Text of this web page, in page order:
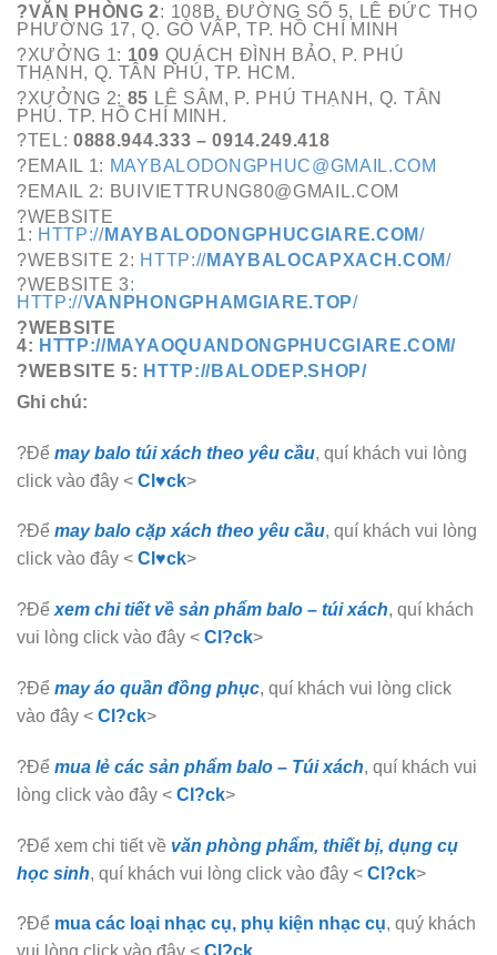
?VĂN PHÒNG 2: 108B, ĐƯỜNG SỐ 5, LÊ ĐỨC THỌ
PHƯỜNG 17, Q. GÒ VẤP, TP. HỒ CHÍ MINH
?XƯỞNG 1: 109 QUÁCH ĐÌNH BẢO, P. PHÚ
THẠNH, Q. TÂN PHÚ, TP. HCM.
?XƯỞNG 2: 85 LÊ SÂM, P. PHÚ THẠNH, Q. TÂN
PHÚ. TP. HỒ CHÍ MINH.
?TEL:0888.944.333 – 0914.249.418
?EMAIL 1: MAYBALODONGPHUC@GMAIL.COM
?EMAIL 2: BUIVIETTRUNG80@GMAIL.COM
?WEBSITE
1: HTTP://MAYBALODONGPHUCGIARE.COM/
?WEBSITE 2: HTTP://MAYBALOCAPXACH.COM/
?WEBSITE 3:
HTTP://VANPHONGPHAMGIARE.TOP/
?WEBSITE
4: HTTP://MAYAOQUANDONGPHUCGIARE.COM/
?WEBSITE 5: HTTP://BALODEP.SHOP/
Ghi chú:
?Để may balo túi xách theo yêu cầu, quí khách vui lòng
click vào đây < Cl♥ck>
?Để may balo cặp xách theo yêu cầu, quí khách vui lòng
click vào đây < Cl♥ck>
?Để xem chi tiết về sản phẩm balo – túi xách, quí khách
vui lòng click vào đây < Cl?ck>
?Để may áo quần đồng phục, quí khách vui lòng click
vào đây < Cl?ck>
?Để mua lẻ các sản phẩm balo – Túi xách, quí khách vui
lòng click vào đây < Cl?ck>
?Để xem chi tiết về văn phòng phẩm, thiết bị, dụng cụ
học sinh, quí khách vui lòng click vào đây < Cl?ck>
?Để mua các loại nhạc cụ, phụ kiện nhạc cụ, quý khách